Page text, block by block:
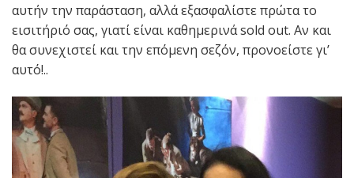
αυτήν την παράσταση, αλλά εξασφαλίστε πρώτα το
εισιτήριό σας, γιατί είναι καθημερινά sold out. Αν και
θα συνεχιστεί και την επόμενη σεζόν, προνοείστε γι’
αυτό!..